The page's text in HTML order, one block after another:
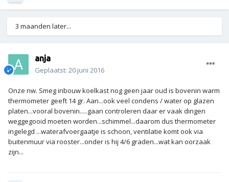
3 maanden later...
anja
Geplaatst: 20 juni 2016
Onze nw. Smeg inbouw koelkast nog geen jaar oud is bovenin warm
thermometer geeft 14 gr. Aan...ook veel condens / water op glazen
platen...vooral bovenin.....gaan controleren daar er vaak dingen
weggegooid moeten worden...schimmel...daarom dus thermometer
ingelegd ...waterafvoergaatje is schoon, ventilatie komt ook via
buitenmuur via rooster...onder is hij 4/6 graden...wat kan oorzaak
zijn...